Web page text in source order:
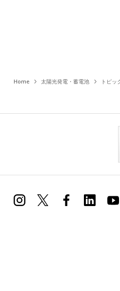
Home 太陽光発電・蓄電池 トピッ